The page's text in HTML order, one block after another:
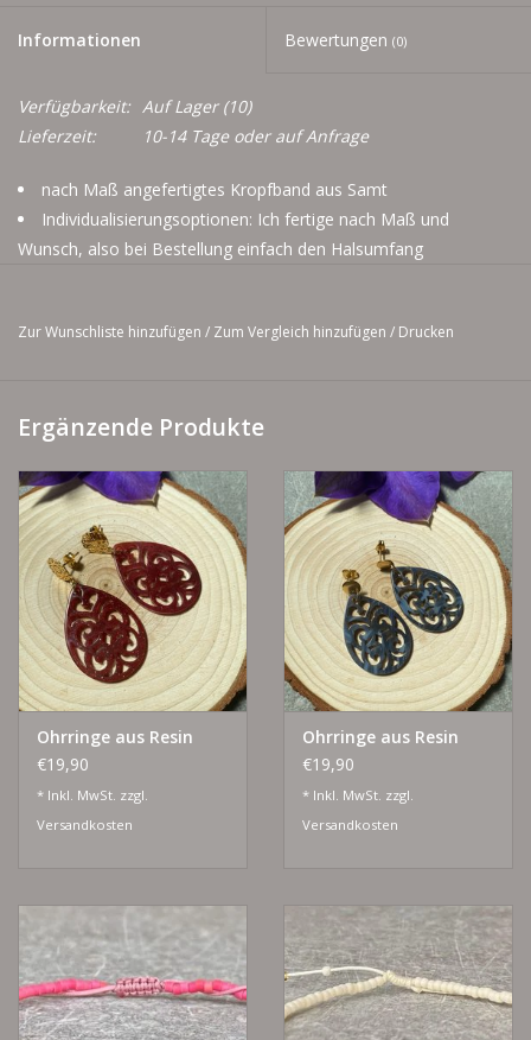
Informationen Bewertungen (0)
Verfügbarkeit: Auf Lager(10)
Lieferzeit:
10-14 Tage oder auf Anfrage
nach Maß angefertigtes Kropfband aus Samt
Individualisierungsoptionen: Ich fertige nach Maß und
Wunsch, also bei Bestellung einfach den Halsumfang
cm
Ohrringe aus Resin mit Stecker aus Edelstahl
Macreameearmbänder mit individuell verstellbar durch
Macrameeverschluss
Zur Wunschliste hinzufügen / Zum Vergleich hinzufügen / Drucken
Ergänzende Produkte
Ohrringe aus Resin
€19,90
* Inkl. MwSt. zzgl.
Versandkosten
Ohrringe aus Resin
€19,90
* Inkl. MwSt. zzgl.
Versandkosten